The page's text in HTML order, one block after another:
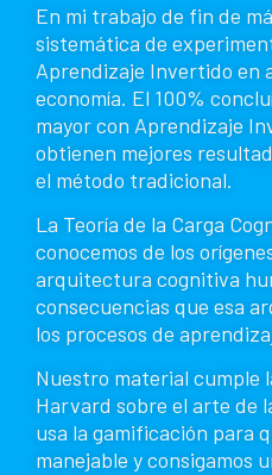
En mi trabajo de fin de
sistemática de
Aprendizaje Invertido en
economía. El 100%
mayor con Aprendizaje
obtienen mejores
el método tradicional.
La Teoría de la Carga
conocemos de los
arquitectura cognitiva
consecuencias que esa
los procesos de
Nuestro material cumple
Harvard sobre el arte de
usa la gamificación para
manejable y consigamos